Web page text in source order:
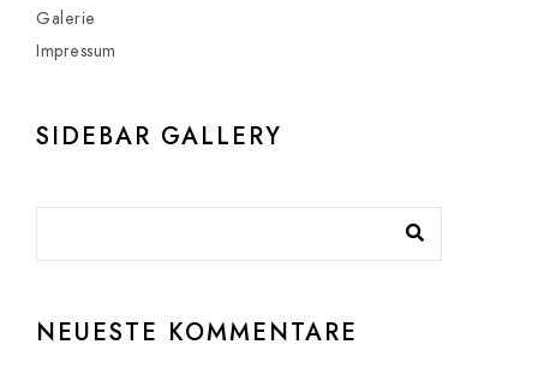
Galerie
Impressum
SIDEBAR GALLERY
NEUESTE KOMMENTARE